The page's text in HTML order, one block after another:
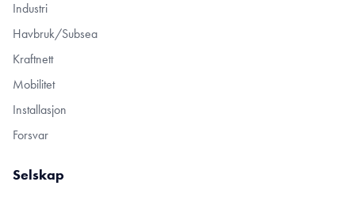
Industri
Havbruk/Subsea
Kraftnett
Mobilitet
Installasjon
Forsvar
Selskap